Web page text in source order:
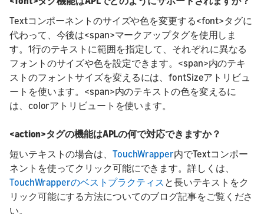
Textコンポーネントのサイズや色を変更する<font>タグに
代わって、今後は<span>マークアップタグを使用しま
す。1行のテキストに範囲を指定して、それぞれに異なる
フォントのサイズや色を設定できます。<span>内のテキ
ストのフォントサイズを変えるには、fontSizeアトリビュ
ートを使います。<span>内のテキストの色を変えるに
は、colorアトリビュートを使います。
<action>タグの機能はAPLの何で対応できますか？
短いテキストの場合は、 TouchWrapper内でTextコンポー
ネントを使ってクリック可能にできます。詳しくは、
TouchWrapperのベストプラクティス と長いテキストをク
リック可能にする方法についてのブログ記事をご覧くださ
い。